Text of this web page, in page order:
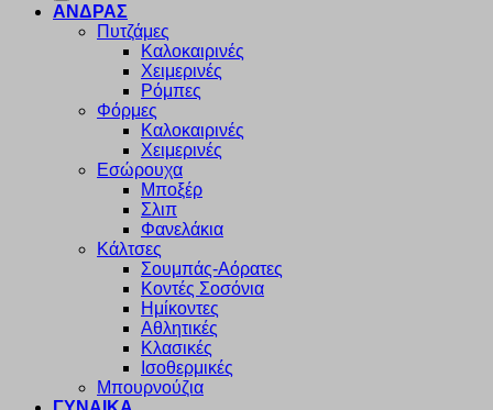
ΑΝΔΡΑΣ
Πυτζάμες
Καλοκαιρινές
Χειμερινές
Ρόμπες
Φόρμες
Καλοκαιρινές
Χειμερινές
Εσώρουχα
Μποξέρ
Σλιπ
Φανελάκια
Κάλτσες
Σουμπάς-Αόρατες
Κοντές Σοσόνια
Ημίκοντες
Αθλητικές
Κλασικές
Ισοθερμικές
Μπουρνούζια